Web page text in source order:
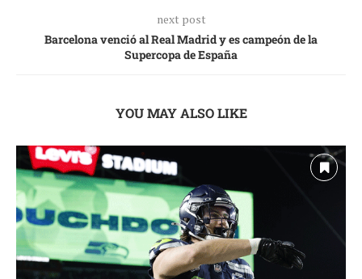
next post
Barcelona venció al Real Madrid y es campeón de la
Supercopa de España
YOU MAY ALSO LIKE